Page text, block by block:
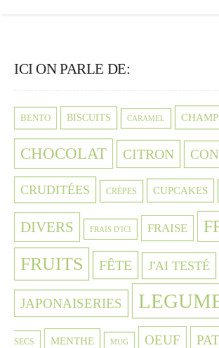
ICI ON PARLE DE:
BENTO BISCUITS CARAMEL
CHOCOLAT CITRON
CRUDITÉES CRÈPES CUPCAKES
DIVERS FRAIS D'ICI FRAISE
FRUITS FÊTE J'AI TESTÉ
JAPONAISERIES
SECS MENTHE MUG OEUF